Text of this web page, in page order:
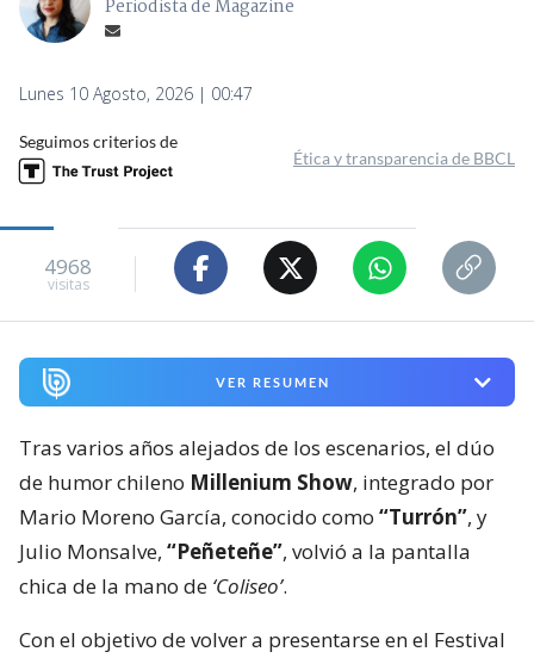
Periodista de Magazine
Lunes 10 Agosto, 2026 | 00:47
Seguimos criterios de
Ética y transparencia de BBCL
4968
visitas
VER RESUMEN
Tras varios años alejados de los escenarios, el dúo
de humor chileno Millenium Show, integrado por
Mario Moreno García, conocido como “Turrón”, y
Julio Monsalve, “Peñeteñe”, volvió a la pantalla
chica de la mano de ‘Coliseo’.
Con el objetivo de volver a presentarse en el Festival